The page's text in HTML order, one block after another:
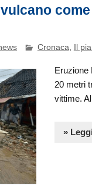
Cronaca Il
Eruzione
20 metri
vittime.
»